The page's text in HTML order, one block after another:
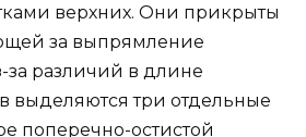
верхних. Они прикрыты
за выпрямление
за различий в длине
выделяются три отдельные
поперечно-остистой